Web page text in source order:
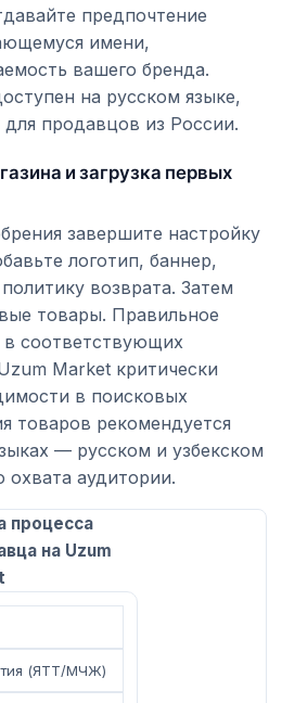
предпочтение
имени,
вашего бренда.
на русском языке,
продавцов из России.
и загрузка первых
завершите настройку
логотип, баннер,
возврата. Затем
товары. Правильное
соответствующих
Market критически
в поисковых
товаров рекомендуется
— русском и узбекском
аудитории.
процесса
на Uzum
(ЯТТ/МЧЖ)